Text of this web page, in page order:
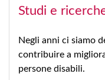
Studi e
Negli anni ci siamo
contribuire a
persone disabili.